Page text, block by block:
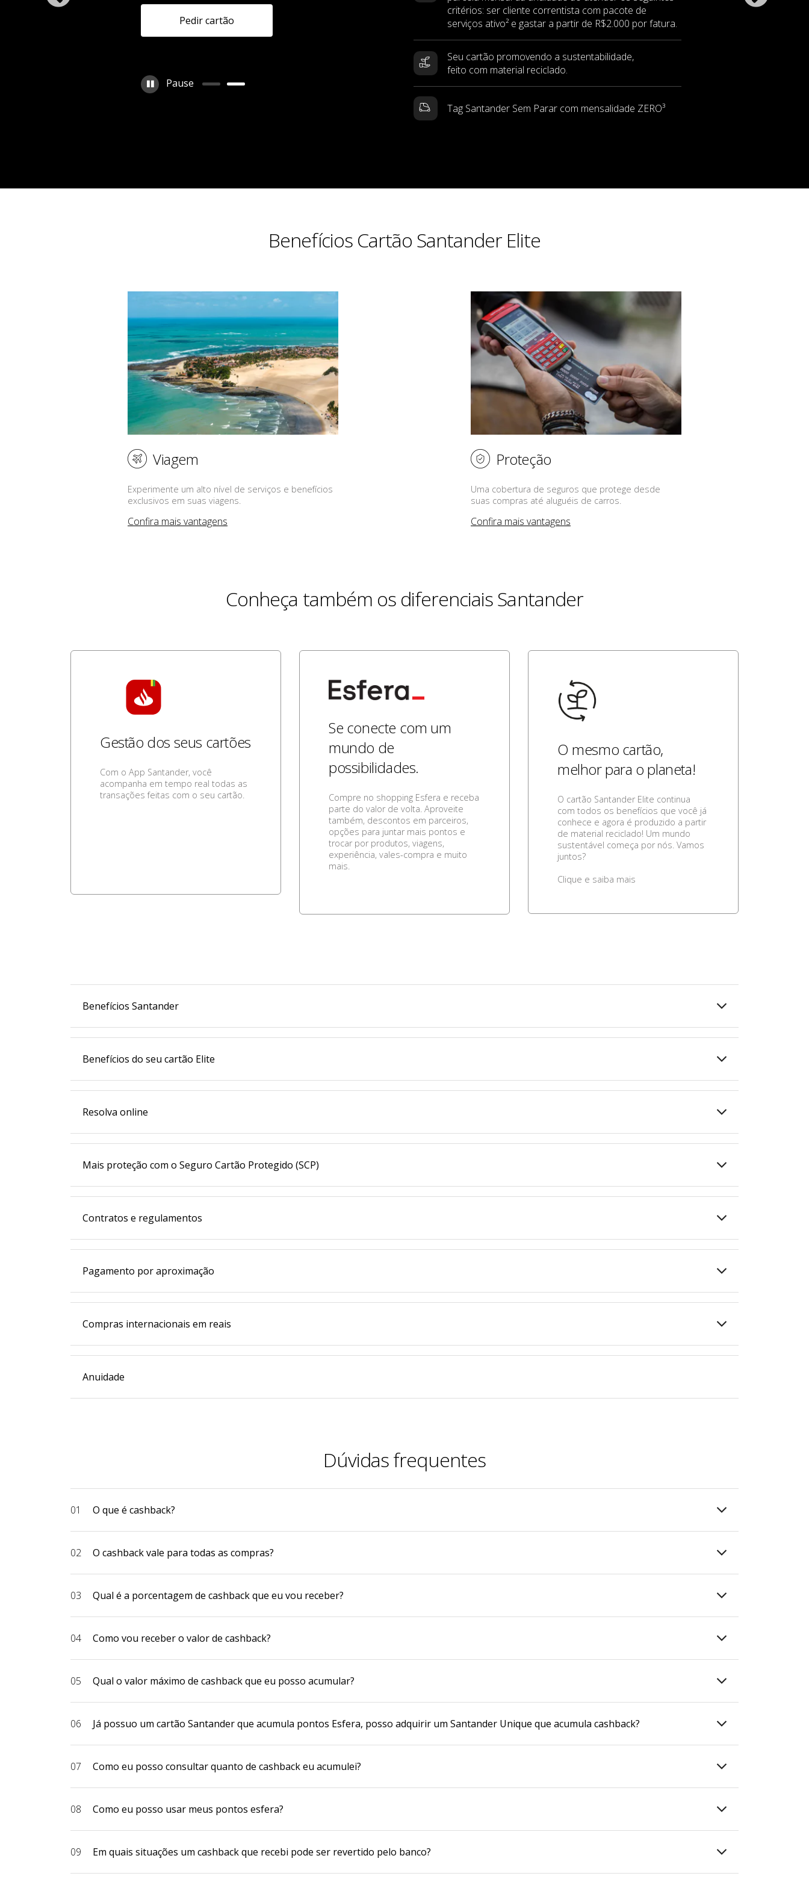
Pedir cartão
critérios: ser cliente correntista com pacote de
serviços ativo² e gastar a partir de R$2.000 por fatura.
Seu cartão promovendo a sustentabilidade,
feito com material reciclado.
Tag Santander Sem Parar com mensalidade ZERO³
Pause
Benefícios Cartão Santander Elite
Viagem
Experimente um alto nível de serviços e benefícios
exclusivos em suas viagens.
Confira mais vantagens
Proteção
Uma cobertura de seguros que protege desde
suas compras até aluguéis de carros.
Confira mais vantagens
Conheça também os diferenciais Santander
Gestão dos seus cartões
Com o App Santander, você
acompanha em tempo real todas as
transações feitas com o seu cartão.
Se conecte com um
mundo de
possibilidades.
Compre no shopping Esfera e receba
parte do valor de volta. Aproveite
também, descontos em parceiros,
opções para juntar mais pontos e
trocar por produtos, viagens,
experiência, vales-compra e muito
mais.
O mesmo cartão,
melhor para o planeta!
O cartão Santander Elite continua
com todos os benefícios que você já
conhece e agora é produzido a partir
de material reciclado! Um mundo
sustentável começa por nós. Vamos
juntos?
Clique e saiba mais
Benefícios Santander
Benefícios do seu cartão Elite
Resolva online
Mais proteção com o Seguro Cartão Protegido (SCP)
Contratos e regulamentos
Pagamento por aproximação
Compras internacionais em reais
Anuidade
Dúvidas frequentes
01 O que é cashback?
02 O cashback vale para todas as compras?
03 Qual é a porcentagem de cashback que eu vou receber?
04 Como vou receber o valor de cashback?
05 Qual o valor máximo de cashback que eu posso acumular?
06 Já possuo um cartão Santander que acumula pontos Esfera, posso adquirir um Santander Unique que acumula cashback?
07 Como eu posso consultar quanto de cashback eu acumulei?
08 Como eu posso usar meus pontos esfera?
09 Em quais situações um cashback que recebi pode ser revertido pelo banco?